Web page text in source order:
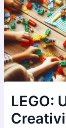
LEGO: